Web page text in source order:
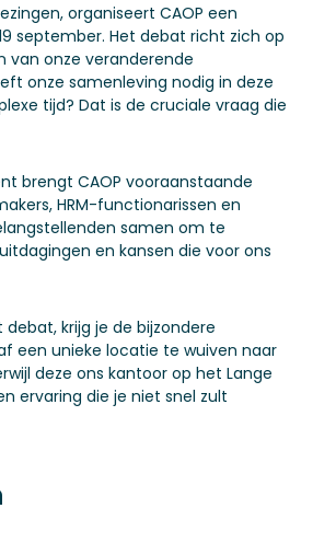
organiseert CAOP een
september. Het debat richt zich op
van onze veranderende
onze samenleving nodig in deze
tijd? Dat is de cruciale vraag die
brengt CAOP vooraanstaande
HRM-functionarissen en
samen om te
en kansen die voor ons
krijg je de bijzondere
een unieke locatie te wuiven naar
deze ons kantoor op het Lange
ervaring die je niet snel zult